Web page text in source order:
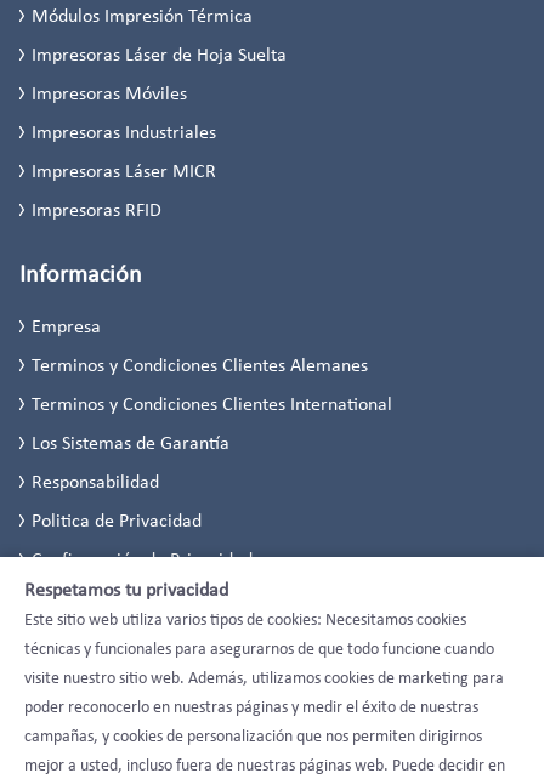
Módulos Impresión Térmica
Impresoras Láser de Hoja Suelta
Impresoras Móviles
Impresoras Industriales
Impresoras Láser MICR
Impresoras RFID
Información
Empresa
Terminos y Condiciones Clientes Alemanes
Terminos y Condiciones Clientes International
Los Sistemas de Garantía
Responsabilidad
Politica de Privacidad
Configuración de Privacidad
Respetamos tu privacidad
Este sitio web utiliza varios tipos de cookies: Necesitamos cookies
técnicas y funcionales para asegurarnos de que todo funcione cuando
visite nuestro sitio web. Además, utilizamos cookies de marketing para
poder reconocerlo en nuestras páginas y medir el éxito de nuestras
campañas, y cookies de personalización que nos permiten dirigirnos
mejor a usted, incluso fuera de nuestras páginas web. Puede decidir en